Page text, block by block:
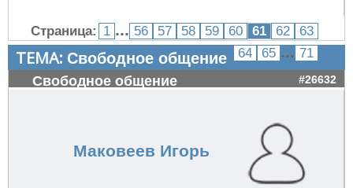
Страница: 1 ... 56 57 58 59 60 61 62
63
64
65 ... 71
ТЕМА: Свободное общение
Свободное общение #26632
Маковеев Игорь